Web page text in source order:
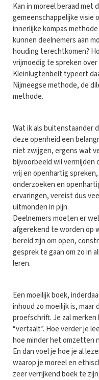
Kan in moreel beraad met
gemeenschappelijke visie
innerlijke kompas
kunnen deelnemers aan
houding terechtkomen?
vrijmoedig te spreken
Kleinlugtenbelt typeert
Nijmeegse methode, de
methode.
Wat ik als buitenstaander
deze openheid een
niet zwijgen, ergens wat
bijvoorbeeld wil vermijden
vrij en openhartig
onderzoeken en
ervaringen, vereist dus
uitmonden in pijn.
Deelnemers moeten er
afgerekend te worden op
bereid zijn om open,
gesprek te gaan om zo in
leren.
Een moeilijk boek,
inhoud zo moeilijk is,
proefschrift. Je zal
“vertaalt”. Hoe verder je
hoe minder het omzetten
En dan voel je hoe je al
waarop je moreel en
zeer verrijkend boek te